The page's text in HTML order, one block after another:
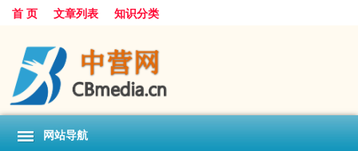
首 页 文章列表 知识分类
网站导航